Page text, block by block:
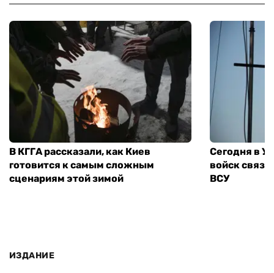
В КГГА рассказали, как Киев
готовится к самым сложным
сценариям этой зимой
Сегодня в
войск
ВСУ
ИЗДАНИЕ